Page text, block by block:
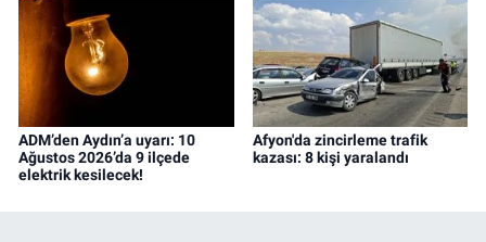
ADM’den Aydın’a uyarı: 10
Ağustos 2026’da 9 ilçede
elektrik kesilecek!
Afyon'da zincirleme trafik
kazası: 8 kişi yaralandı